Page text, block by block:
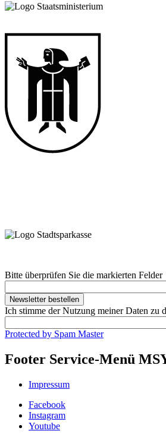
Bitte überprüfen Sie die markierten Felder
Ich stimme der Nutzung meiner Daten zu
Protected by Spam Master
Footer Service-Menü
Impressum
Facebook
Instagram
Youtube